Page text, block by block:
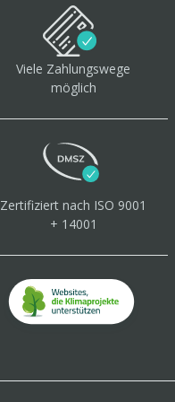
Viele Zahlungswege
möglich
Zertifiziert nach ISO 9001
+ 14001